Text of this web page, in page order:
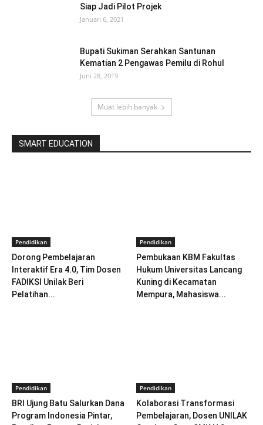
Siap Jadi Pilot Projek
Januari 6, 2021
Bupati Sukiman Serahkan Santunan
Kematian 2 Pengawas Pemilu di Rohul
Juni 28, 2019
Muat lebih banyak
SMART EDUCATION
Pendidikan
Dorong Pembelajaran
Interaktif Era 4.0, Tim Dosen
FADIKSI Unilak Beri
Pelatihan...
Pendidikan
Pembukaan KBM Fakultas
Hukum Universitas Lancang
Kuning di Kecamatan
Mempura, Mahasiswa...
Pendidikan
BRI Ujung Batu Salurkan Dana
Program Indonesia Pintar,
Pendidikan
Kolaborasi Transformasi
Pembelajaran, Dosen UNILAK